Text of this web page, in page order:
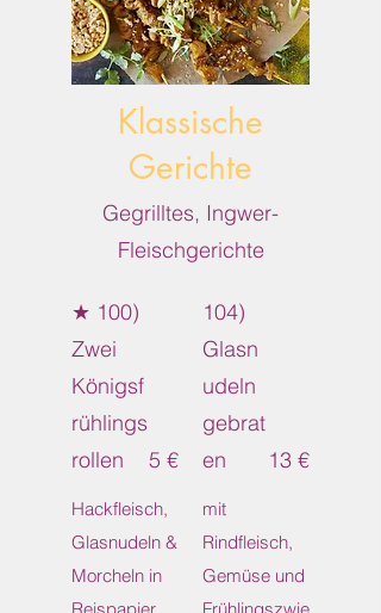
Klassische
Gerichte
Gegrilltes, Ingwer-
Fleischgerichte
★ 100)
Zwei
Königsf
rühlings
rollen
Hackfleisch,
Glasnudeln &
Morcheln in
5 €
104)
Glasn
udeln
gebrat
en
mit
Rindfleisch,
Gemüse und
13 €